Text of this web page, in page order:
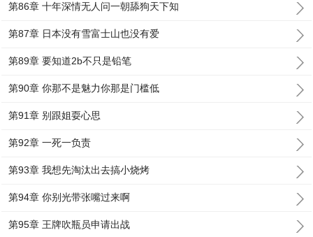
第86章 十年深情无人问一朝舔狗天下知
第87章 日本没有雪富士山也没有爱
第89章 要知道2b不只是铅笔
第90章 你那不是魅力你那是门槛低
第91章 别跟姐耍心思
第92章 一死一负责
第93章 我想先淘汰出去搞小烧烤
第94章 你别光带张嘴过来啊
第95章 王牌吹瓶员申请出战